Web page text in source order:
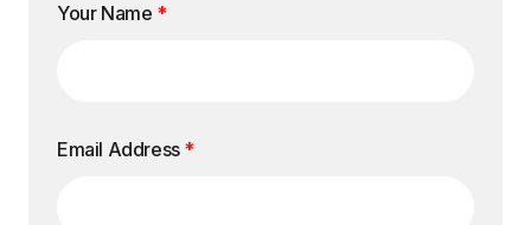
Your Name *
Email Address *